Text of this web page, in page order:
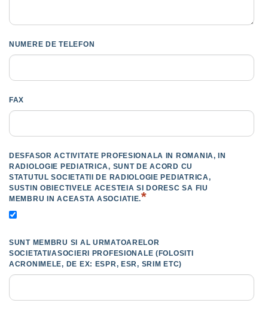
NUMERE DE TELEFON
FAX
DESFASOR ACTIVITATE PROFESIONALA IN ROMANIA, IN
RADIOLOGIE PEDIATRICA, SUNT DE ACORD CU
STATUTUL SOCIETATII DE RADIOLOGIE PEDIATRICA,
SUSTIN OBIECTIVELE ACESTEIA SI DORESC SA FIU
MEMBRU IN ACEASTA ASOCIATIE.*
SUNT MEMBRU SI AL URMATOARELOR
SOCIETATI/ASOCIERI PROFESIONALE (FOLOSITI
ACRONIMELE, DE EX: ESPR, ESR, SRIM ETC)